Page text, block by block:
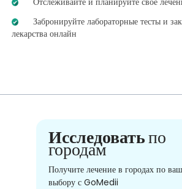
Забронируйте лабораторные тесты и
лекарства онлайн
Исследоватьпо
городам
Получите лечение в городах по
выбору с GoMedii